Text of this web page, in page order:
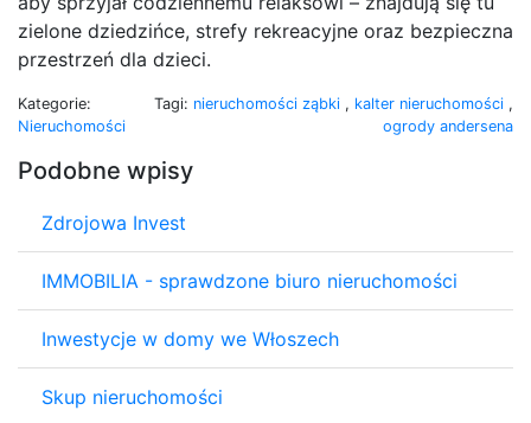
zielone dziedzińce, strefy rekreacyjne oraz bezpieczna
przestrzeń dla dzieci.
Kategorie:
Nieruchomości
Tagi: nieruchomości ząbki , kalter nieruchomości ,
ogrody andersena
Podobne wpisy
Zdrojowa Invest
IMMOBILIA - sprawdzone biuro nieruchomości
Inwestycje w domy we Włoszech
Skup nieruchomości